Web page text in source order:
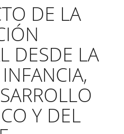
DE LA
DESDE LA
Y DEL